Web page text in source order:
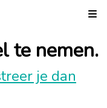
te nemen.
je dan